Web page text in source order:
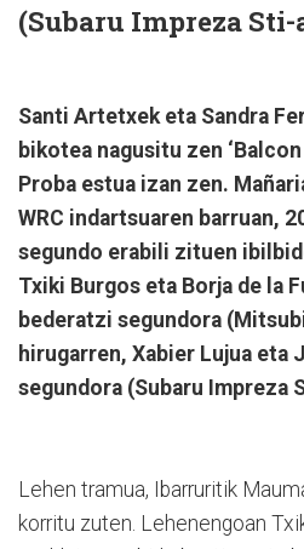
(Subaru Impreza Sti-
Santi Artetxek eta Sandra
bikotea nagusitu zen
Proba estua izan zen.
WRC indartsuaren barruan,
segundo erabili zituen
Txiki Burgos eta Borja de la
bederatzi segundora
hirugarren, Xabier Lujua eta
segundora (Subaru Impreza
Lehen tramua, Ibarruritik
korritu zuten. Lehenengoan